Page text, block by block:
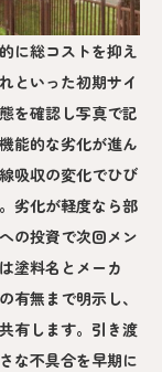
に総コストを抑え
といった初期サイ
を確認し写真で記
能的な劣化が進ん
吸収の変化でひび
劣化が軽度なら部
の投資で次回メン
塗料名とメーカ
有無まで明示し、
有します。引き渡
な不具合を早期に